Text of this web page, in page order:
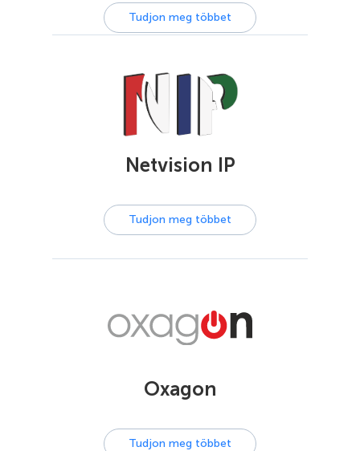
Tudjon meg többet
Netvision IP
Tudjon meg többet
Oxagon
Tudjon meg többet